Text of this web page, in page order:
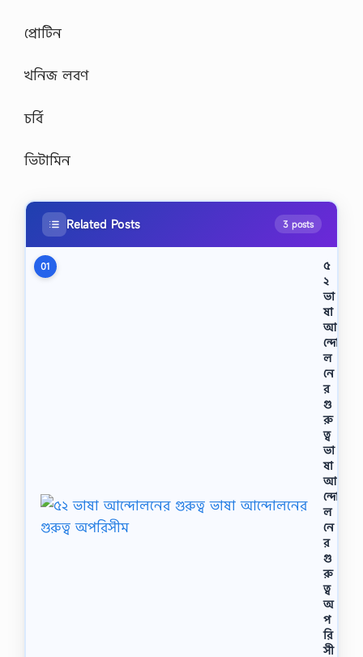
প্রোটিন
খনিজ লবণ
চর্বি
ভিটামিন
Related Posts 3 posts
01
৫
২
ভা
ষা
আ
ন্দো
ল
নে
র
গু
রু
ত্ব
ভা
ষা
আ
ন্দো
ল
নে
র
গু
রু
ত্ব
অ
প
রি
সী